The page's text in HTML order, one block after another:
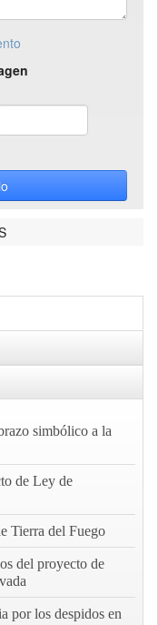
simbólico a la
de Ley de
Tierra del Fuego
del proyecto de
por los despidos en